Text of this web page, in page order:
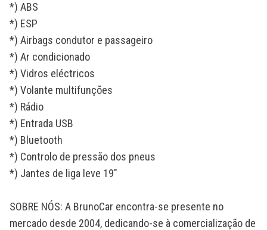
*) ABS
*) ESP
*) Airbags condutor e passageiro
*) Ar condicionado
*) Vidros eléctricos
*) Volante multifunções
*) Rádio
*) Entrada USB
*) Bluetooth
*) Controlo de pressão dos pneus
*) Jantes de liga leve 19"
SOBRE NÓS: A BrunoCar encontra-se presente no
mercado desde 2004, dedicando-se à comercialização de